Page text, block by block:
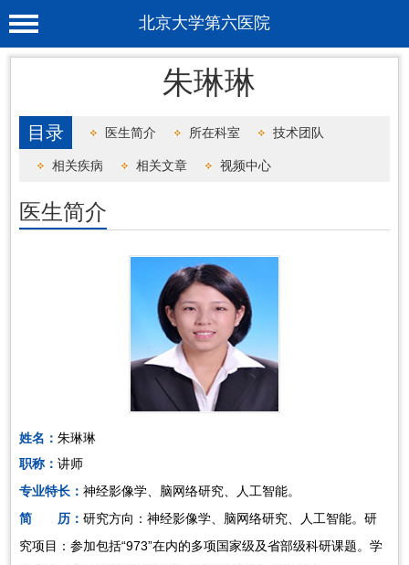
北京大学第六医院
首 页
工作动态
就诊服务
科学研究
教育培训
健康科普
合作支援
朱琳琳
目录 医生简介 所在科室 技术团队
相关疾病 相关文章 视频中心
医生简介
姓名：朱琳琳
职称：讲师
专业特长：神经影像学、脑网络研究、人工智能。
简 历：研究方向：神经影像学、脑网络研究、人工智能。研
究项目：参加包括“973”在内的多项国家级及省部级科研课题。学